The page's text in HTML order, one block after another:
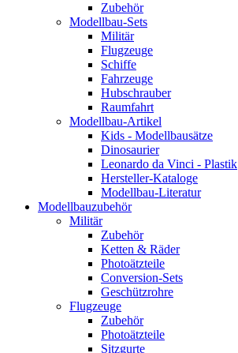
Zubehör
Modellbau-Sets
Militär
Flugzeuge
Schiffe
Fahrzeuge
Hubschrauber
Raumfahrt
Modellbau-Artikel
Kids - Modellbausätze
Dinosaurier
Leonardo da Vinci - Plastik
Hersteller-Kataloge
Modellbau-Literatur
Modellbauzubehör
Militär
Zubehör
Ketten & Räder
Photoätzteile
Conversion-Sets
Geschützrohre
Flugzeuge
Zubehör
Photoätzteile
Sitzgurte